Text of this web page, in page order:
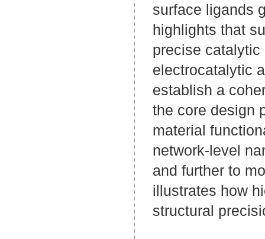
surface ligands
highlights that
precise
electrocatalytic
establish a
the core design
material
network-level
and further to
illustrates how
structural